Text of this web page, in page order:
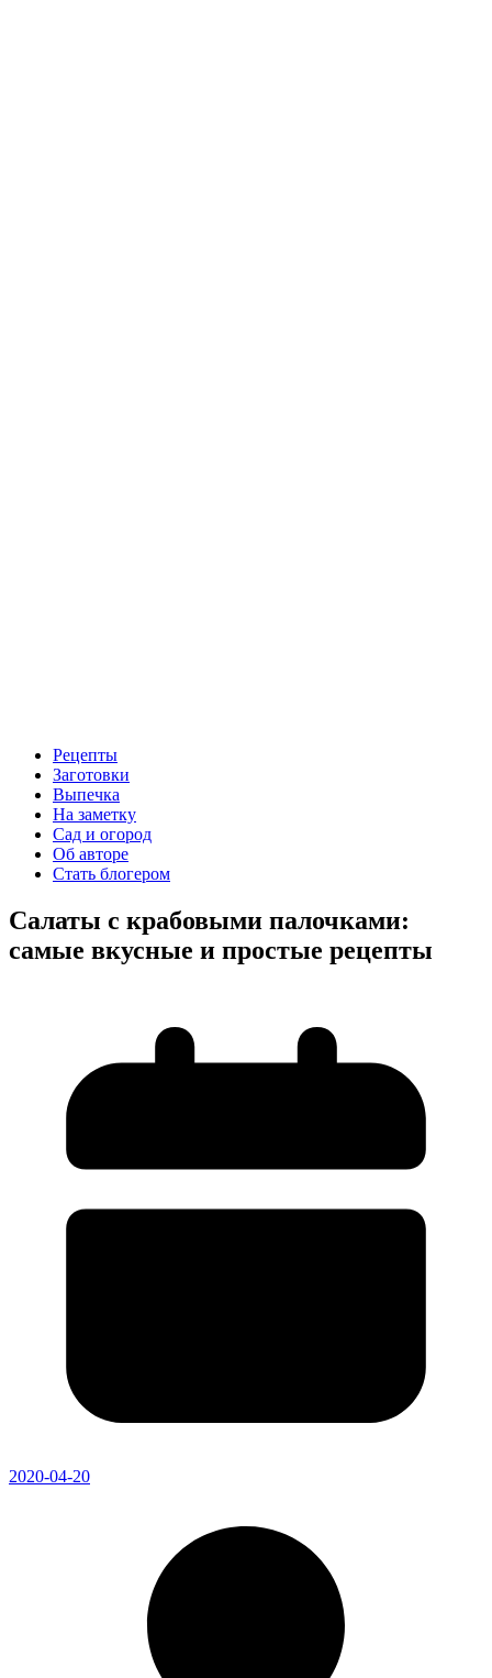
Рецепты
Заготовки
Выпечка
На заметку
Сад и огород
Об авторе
Стать блогером
Салаты с крабовыми палочками:
самые вкусные и простые рецепты
2020-04-20